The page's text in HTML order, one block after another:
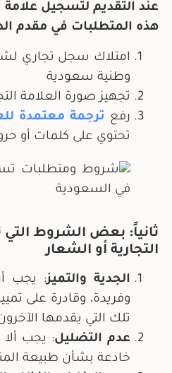
عند التقديم لتسجيل
هذه المتطلبات في مقدم
امتلاك سجل تجاري
وطنية سعودية
تجهيز صورة العلامة
رفع ترجمة معتمدة
تحتوي على كلمات أو
ثانياً: بعض الشروط التي
التجارية أو الشعار
الجدية والتميز: يجب
وفريدة، وقادرة على
تلك التي يقدمها
عدم التضليل: يجب ألا
خادعة بشأن طبيعة